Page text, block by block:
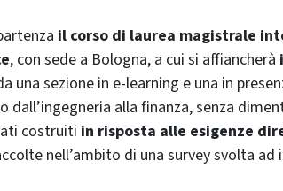
il corso di laurea magistrale
, con sede a Bologna, a cui si affiancherà
una sezione in e-learning e una in
dall’ingegneria alla finanza, senza
costruiti in risposta alle esigenze
nell’ambito di una survey svolta